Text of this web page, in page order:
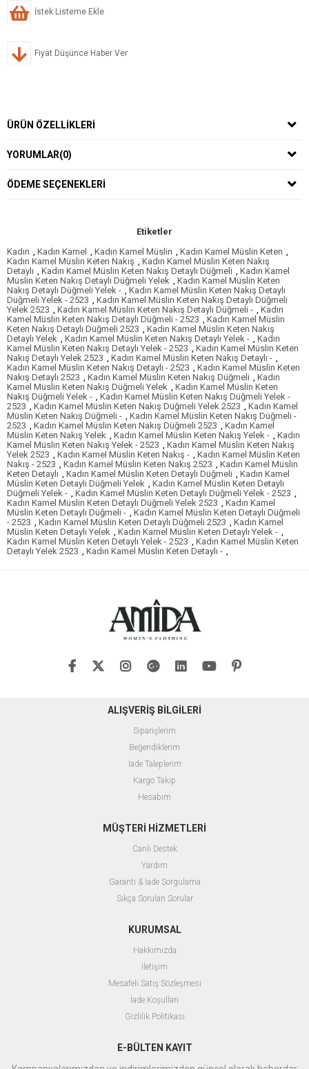
İstek Listeme Ekle
Fiyat Düşünce Haber Ver
ÜRÜN ÖZELLIKLERI
YORUMLAR(0)
ÖDEME SEÇENEKLERI
Etiketler
Kadın , Kadın Kamel , Kadın Kamel Müslin , Kadın Kamel Müslin Keten ,
Kadın Kamel Müslin Keten Nakış , Kadın Kamel Müslin Keten Nakış
Detaylı , Kadın Kamel Müslin Keten Nakış Detaylı Düğmeli , Kadın Kamel
Müslin Keten Nakış Detaylı Düğmeli Yelek , Kadın Kamel Müslin Keten
Nakış Detaylı Düğmeli Yelek - , Kadın Kamel Müslin Keten Nakış Detaylı
Düğmeli Yelek - 2523 , Kadın Kamel Müslin Keten Nakış Detaylı Düğmeli
Yelek 2523 , Kadın Kamel Müslin Keten Nakış Detaylı Düğmeli - , Kadın
Kamel Müslin Keten Nakış Detaylı Düğmeli - 2523 , Kadın Kamel Müslin
Keten Nakış Detaylı Düğmeli 2523 , Kadın Kamel Müslin Keten Nakış
Detaylı Yelek , Kadın Kamel Müslin Keten Nakış Detaylı Yelek - , Kadın
Kamel Müslin Keten Nakış Detaylı Yelek - 2523 , Kadın Kamel Müslin Keten
Nakış Detaylı Yelek 2523 , Kadın Kamel Müslin Keten Nakış Detaylı - ,
Kadın Kamel Müslin Keten Nakış Detaylı - 2523 , Kadın Kamel Müslin Keten
Nakış Detaylı 2523 , Kadın Kamel Müslin Keten Nakış Düğmeli , Kadın
Kamel Müslin Keten Nakış Düğmeli Yelek , Kadın Kamel Müslin Keten
Nakış Düğmeli Yelek - , Kadın Kamel Müslin Keten Nakış Düğmeli Yelek -
2523 , Kadın Kamel Müslin Keten Nakış Düğmeli Yelek 2523 , Kadın Kamel
Müslin Keten Nakış Düğmeli - , Kadın Kamel Müslin Keten Nakış Düğmeli -
2523 , Kadın Kamel Müslin Keten Nakış Düğmeli 2523 , Kadın Kamel
Müslin Keten Nakış Yelek , Kadın Kamel Müslin Keten Nakış Yelek - , Kadın
Kamel Müslin Keten Nakış Yelek - 2523 , Kadın Kamel Müslin Keten Nakış
Yelek 2523 , Kadın Kamel Müslin Keten Nakış - , Kadın Kamel Müslin Keten
Nakış - 2523 , Kadın Kamel Müslin Keten Nakış 2523 , Kadın Kamel Müslin
Keten Detaylı , Kadın Kamel Müslin Keten Detaylı Düğmeli , Kadın Kamel
Müslin Keten Detaylı Düğmeli Yelek , Kadın Kamel Müslin Keten Detaylı
Düğmeli Yelek - , Kadın Kamel Müslin Keten Detaylı Düğmeli Yelek - 2523 ,
Kadın Kamel Müslin Keten Detaylı Düğmeli Yelek 2523 , Kadın Kamel
Müslin Keten Detaylı Düğmeli - , Kadın Kamel Müslin Keten Detaylı Düğmeli
- 2523 , Kadın Kamel Müslin Keten Detaylı Düğmeli 2523 , Kadın Kamel
Müslin Keten Detaylı Yelek , Kadın Kamel Müslin Keten Detaylı Yelek - ,
Kadın Kamel Müslin Keten Detaylı Yelek - 2523 , Kadın Kamel Müslin Keten
Detaylı Yelek 2523 , Kadın Kamel Müslin Keten Detaylı - ,
ALIŞVERİŞ BİLGİLERİ
Siparişlerim
Beğendiklerim
İade Taleplerim
Kargo Takip
Hesabım
MÜŞTERİ HİZMETLERİ
Canlı Destek
Yardım
Garanti & İade Sorgulama
Sıkça Sorulan Sorular
KURUMSAL
Hakkımızda
İletişim
Mesafeli Satış Sözleşmesi
İade Koşulları
Gizlilik Politikası
E-BÜLTEN KAYIT